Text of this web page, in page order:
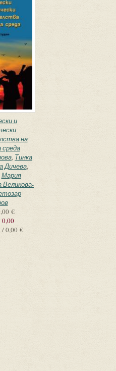
и
на
среда
, Тинка
Дичева,
Мария
Великова-
€
0,00
/ 0,00 €